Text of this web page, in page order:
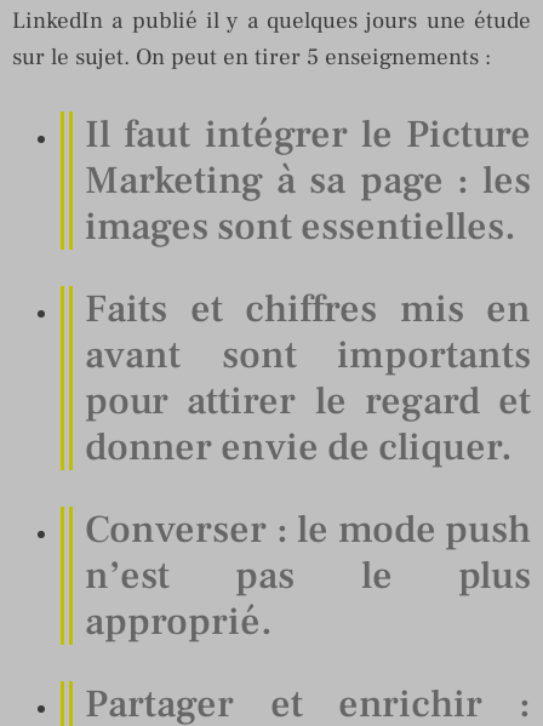
LinkedIn a publié il y a quelques jours une étude
sur le sujet. On peut en tirer 5 enseignements :
Il faut intégrer le Picture
Marketing à sa page : les
images sont essentielles.
Faits et chiffres mis en
avant sont importants
pour attirer le regard et
donner envie de cliquer.
Converser : le mode push
n’est pas le plus
approprié.
Partager et enrichir :